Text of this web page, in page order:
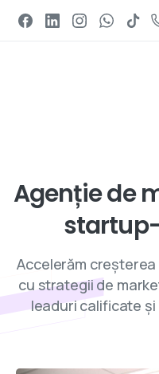
Agențiede
Accelerăm
cu strategii de
leaduri calificate